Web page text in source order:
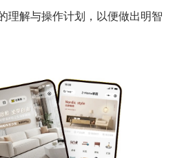
理解与操作计划，以便做出明智